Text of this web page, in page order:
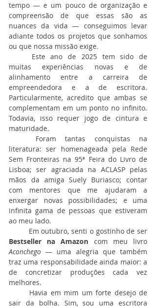
tempo — e um pouco de organização e
compreensão de que essas são as
nuances da vida — conseguimos levar
adiante todos os projetos que sonhamos
ou que nossa missão exige.
muitas experiências novas e de
alinhamento entre a carreira de
empreendedora e a de escritora.
Particularmente, acredito que ambas se
complementam em um ponto no infinito.
Todavia, isso requer jogo de cintura e
maturidade.
literatura: ser homenageada pela Rede
Sem Fronteiras na 95ª Feira do Livro de
Lisboa; ser agraciada na ACLASP pelas
mãos da amiga Suely Buriasco; contar
com mentores que me ajudaram a
enxergar novas possibilidades; e uma
infinita gama de pessoas que estiveram
ao meu lado.
Bestseller na Amazon
Aconchego — uma alegria que também
traz uma responsabilidade ainda maior: a
de concretizar produções cada vez
melhores.
sair da bolha. Sim, sou uma escritora